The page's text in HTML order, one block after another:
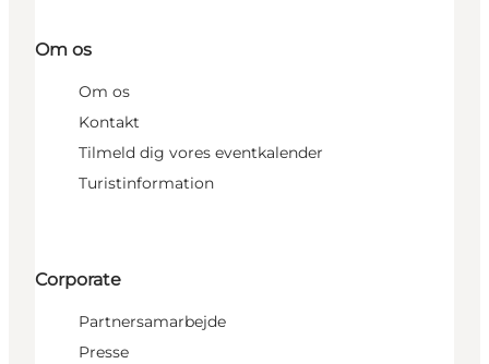
Om os
Om os
Kontakt
Tilmeld dig vores eventkalender
Turistinformation
Corporate
Partnersamarbejde
Presse